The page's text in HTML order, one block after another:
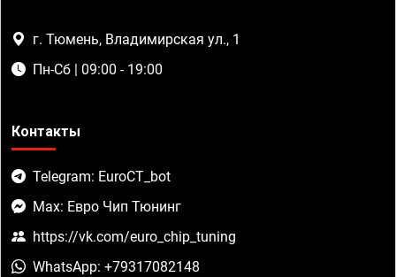
г. Тюмень, Владимирская ул., 1
Пн-Сб | 09:00 - 19:00
Контакты
Telegram: EuroCT_bot
Max: Евро Чип Тюнинг
https://vk.com/euro_chip_tuning
WhatsApp: +79317082148